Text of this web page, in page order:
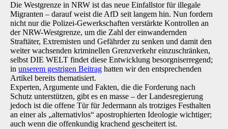
Die Westgrenze in NRW ist das neue Einfallstor für illegale
Migranten – darauf weist die AfD seit langem hin. Nun fordern
nicht nur die Polizei-Gewerkschaften verstärkte Kontrollen an
der NRW-Westgrenze, um die Zahl der einwandernden
Straftäter, Extremisten und Gefährder zu senken und damit den
weiter wachsenden kriminellen Grenzverkehr einzuschränken,
selbst DIE WELT findet diese Entwicklung besorgniserregend;
in unserem gestrigen Beitrag hatten wir den entsprechenden
Artikel bereits thematisiert.
Experten, Argumente und Fakten, die die Forderung nach
Schutz unterstützen, gibt es en masse – der Landesregierung
jedoch ist die offene Tür für Jedermann als trotziges Festhalten
an einer als „alternativlos“ apostrophierten Ideologie wichtiger;
auch wenn die offenkundig krachend gescheitert ist.